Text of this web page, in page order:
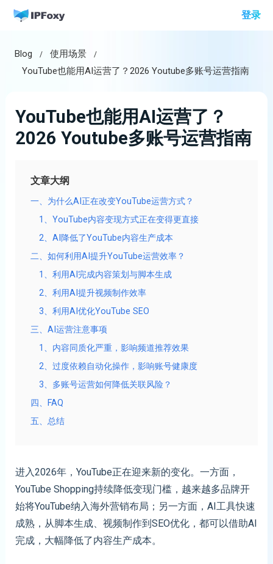
登录
Blog
使用场景
YouTube也能用AI运营了？2026 Youtube多账号运营指南
YouTube也能用AI运营了？
2026 Youtube多账号运营指南
文章大纲
一、为什么AI正在改变YouTube运营方式？
1、YouTube内容变现方式正在变得更直接
2、AI降低了YouTube内容生产成本
二、如何利用AI提升YouTube运营效率？
1、利用AI完成内容策划与脚本生成
2、利用AI提升视频制作效率
3、利用AI优化YouTube SEO
三、AI运营注意事项
1、内容同质化严重，影响频道推荐效果
2、过度依赖自动化操作，影响账号健康度
3、多账号运营如何降低关联风险？
四、FAQ
五、总结
进入2026年，YouTube正在迎来新的变化。一方面，
YouTube Shopping持续降低变现门槛，越来越多品牌开
始将YouTube纳入海外营销布局；另一方面，AI工具快速
成熟，从脚本生成、视频制作到SEO优化，都可以借助AI
完成，大幅降低了内容生产成本。